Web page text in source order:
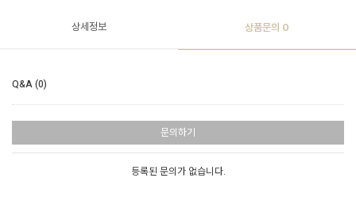
상세정보 상품문의 0
Q&A (0)
문의하기
등록된 문의가 없습니다.